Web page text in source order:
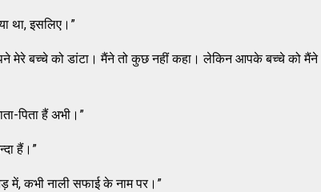
था, इसलिए।”
बच्चे को डांटा। मैंने तो कुछ नहीं कहा। लेकिन आपके बच्चे को मैंने
पिता हैं अभी।”
हैं।”
कभी नाली सफाई के नाम पर।”